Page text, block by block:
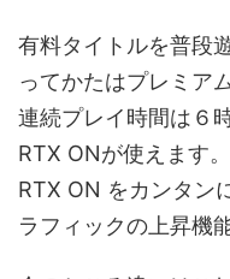
有料タイトルを普段
ってかたはプレミア
連続プレイ時間は６時
RTX ONが使えます。
RTX ON をカンタン
ラフィックの上昇機